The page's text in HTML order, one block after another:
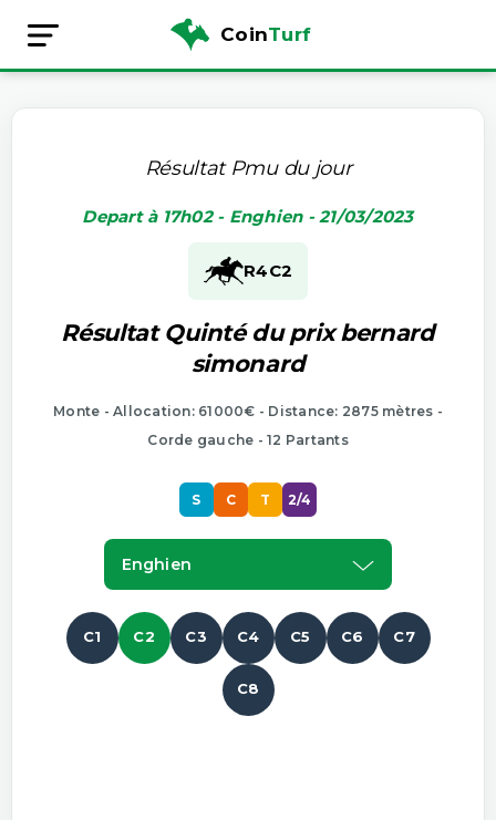
CoinTurf
Résultat Pmu du jour
Depart à 17h02 - Enghien - 21/03/2023
R4C2
Résultat Quinté du prix bernard
simonard
Monte - Allocation: 61000€ - Distance: 2875 mètres -
Corde gauche - 12 Partants
S C T 2/4
Enghien
C1 C2 C3 C4 C5 C6 C7
C8